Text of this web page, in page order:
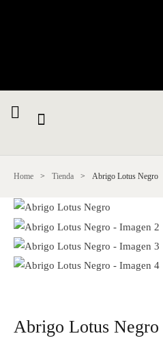
Home > Tienda > Abrigo Lotus Negro
Abrigo Lotus Negro